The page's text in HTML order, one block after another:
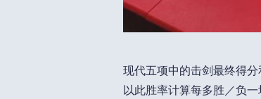
现代五项中的击剑最终得
以此胜率计算每多胜／负